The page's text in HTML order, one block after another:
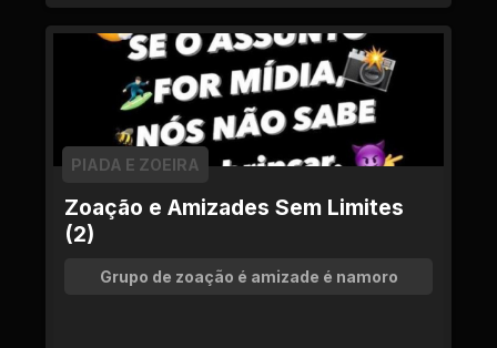
Zoação e Amizades Sem Limites
(2)
PIADA E ZOEIRA
Grupo de zoação é amizade é namoro